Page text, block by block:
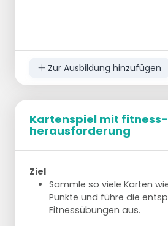
Zur Ausbildung hinzufügen
Kartenspiel mit fitness-
herausforderung
Ziel
Sammle so viele Karten
Punkte und führe die
Fitnessübungen aus.